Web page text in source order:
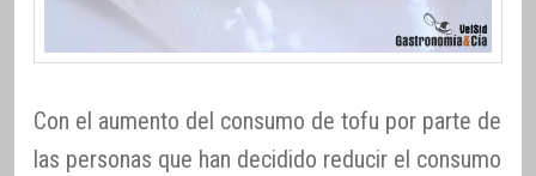
Con el aumento del consumo de tofu por parte de
las personas que han decidido reducir el consumo